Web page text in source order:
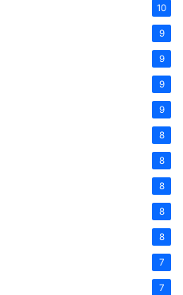
10
9
9
9
9
8
8
8
8
8
7
7